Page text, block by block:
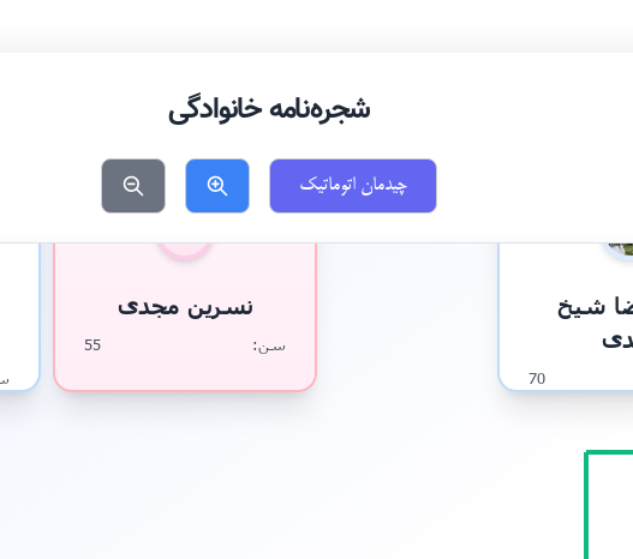
شجره‌نامه خانوادگی
چیدمان اتوماتیک
شیخ
70
نسرین مجدی
سن: 55